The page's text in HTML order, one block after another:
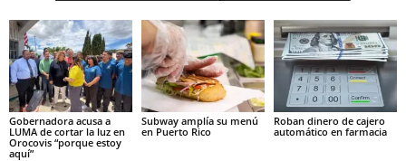
Gobernadora acusa a
LUMA de cortar la luz en
Orocovis “porque estoy
aquí”
Subway amplía su menú
en Puerto Rico
Roban dinero de cajero
automático en farmacia